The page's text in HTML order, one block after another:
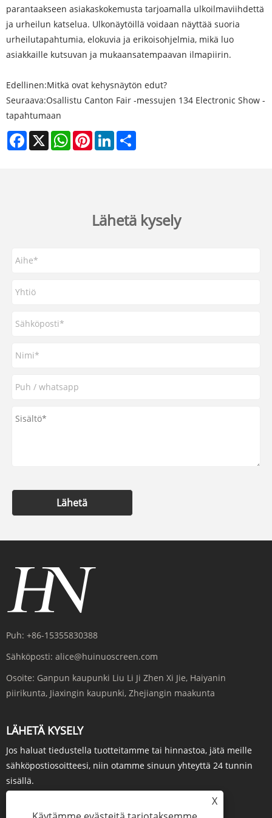
parantaakseen asiakaskokemusta tarjoamalla ulkoilmaviihdettä
ja urheilun katselua. Ulkonäytöillä voidaan näyttää suoria
urheilutapahtumia, elokuvia ja erikoisohjelmia, mikä luo
asiakkaille kutsuvan ja mukaansatempaavan ilmapiirin.
Edellinen:Mitkä ovat kehysnäytön edut?
Seuraava:Osallistu Canton Fair -messujen 134 Electronic Show -
tapahtumaan
Facebook
X WhatsAppPinterestLinkedIn
Lähetä kysely
Lähetä
Puh: +86-15355830388
Sähköposti: alice@huinuoscreen.com
Osoite: Ganpun kaupunki Liu Li Ji Zhen Xi Jie, Haiyanin
piirikunta, Jiaxingin kaupunki, Zhejiangin maakunta
LÄHETÄ KYSELY
Jos haluat tiedustella tuotteitamme tai hinnastoa, jätä meille
sähköpostiosoitteesi, niin otamme sinuun yhteyttä 24 tunnin
sisällä.
X